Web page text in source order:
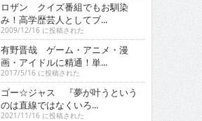
ロザン クイズ番組でもお馴染
み！高学歴芸人としてブ...
2009/12/16 に投稿された
有野晋哉 ゲーム・アニメ・漫
画・アイドルに精通！単...
2017/5/16 に投稿された
ゴー☆ジャス 『夢が叶うという
のは直線ではなくいろ...
2021/11/16 に投稿された